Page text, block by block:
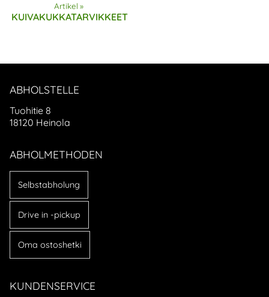
Artikel ‪»
KUIVAKUKKATARVIKKEET
ABHOLSTELLE
Tuohitie 8
18120 Heinola
ABHOLMETHODEN
Selbstabholung
Drive in -pickup
Oma ostoshetki
KUNDENSERVICE